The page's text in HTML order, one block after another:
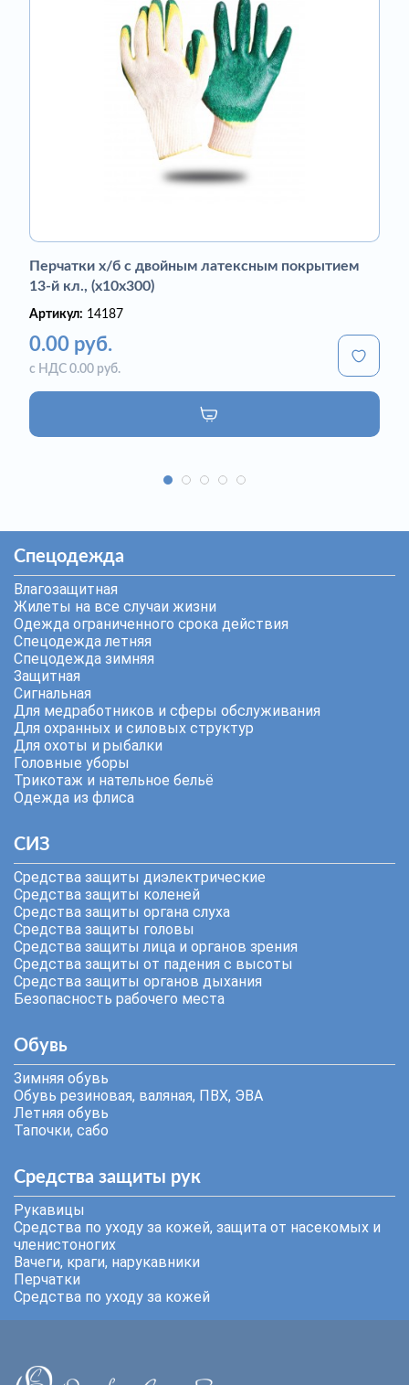
Перчатки х/б с двойным латексным покрытием
13-й кл., (х10х300)
Артикул: 14187
0.00 руб.
с НДС 0.00 руб.
Спецодежда
Влагозащитная
Жилеты на все случаи жизни
Одежда ограниченного срока действия
Спецодежда летняя
Спецодежда зимняя
Защитная
Сигнальная
Для медработников и сферы обслуживания
Для охранных и силовых структур
Для охоты и рыбалки
Головные уборы
Трикотаж и нательное бельё
Одежда из флиса
СИЗ
Средства защиты диэлектрические
Средства защиты коленей
Средства защиты органа слуха
Средства защиты головы
Средства защиты лица и органов зрения
Средства защиты от падения с высоты
Средства защиты органов дыхания
Безопасность рабочего места
Обувь
Зимняя обувь
Обувь резиновая, валяная, ПВХ, ЭВА
Летняя обувь
Тапочки, сабо
Средства защиты рук
Рукавицы
Средства по уходу за кожей, защита от насекомых и
членистоногих
Вачеги, краги, нарукавники
Перчатки
Средства по уходу за кожей